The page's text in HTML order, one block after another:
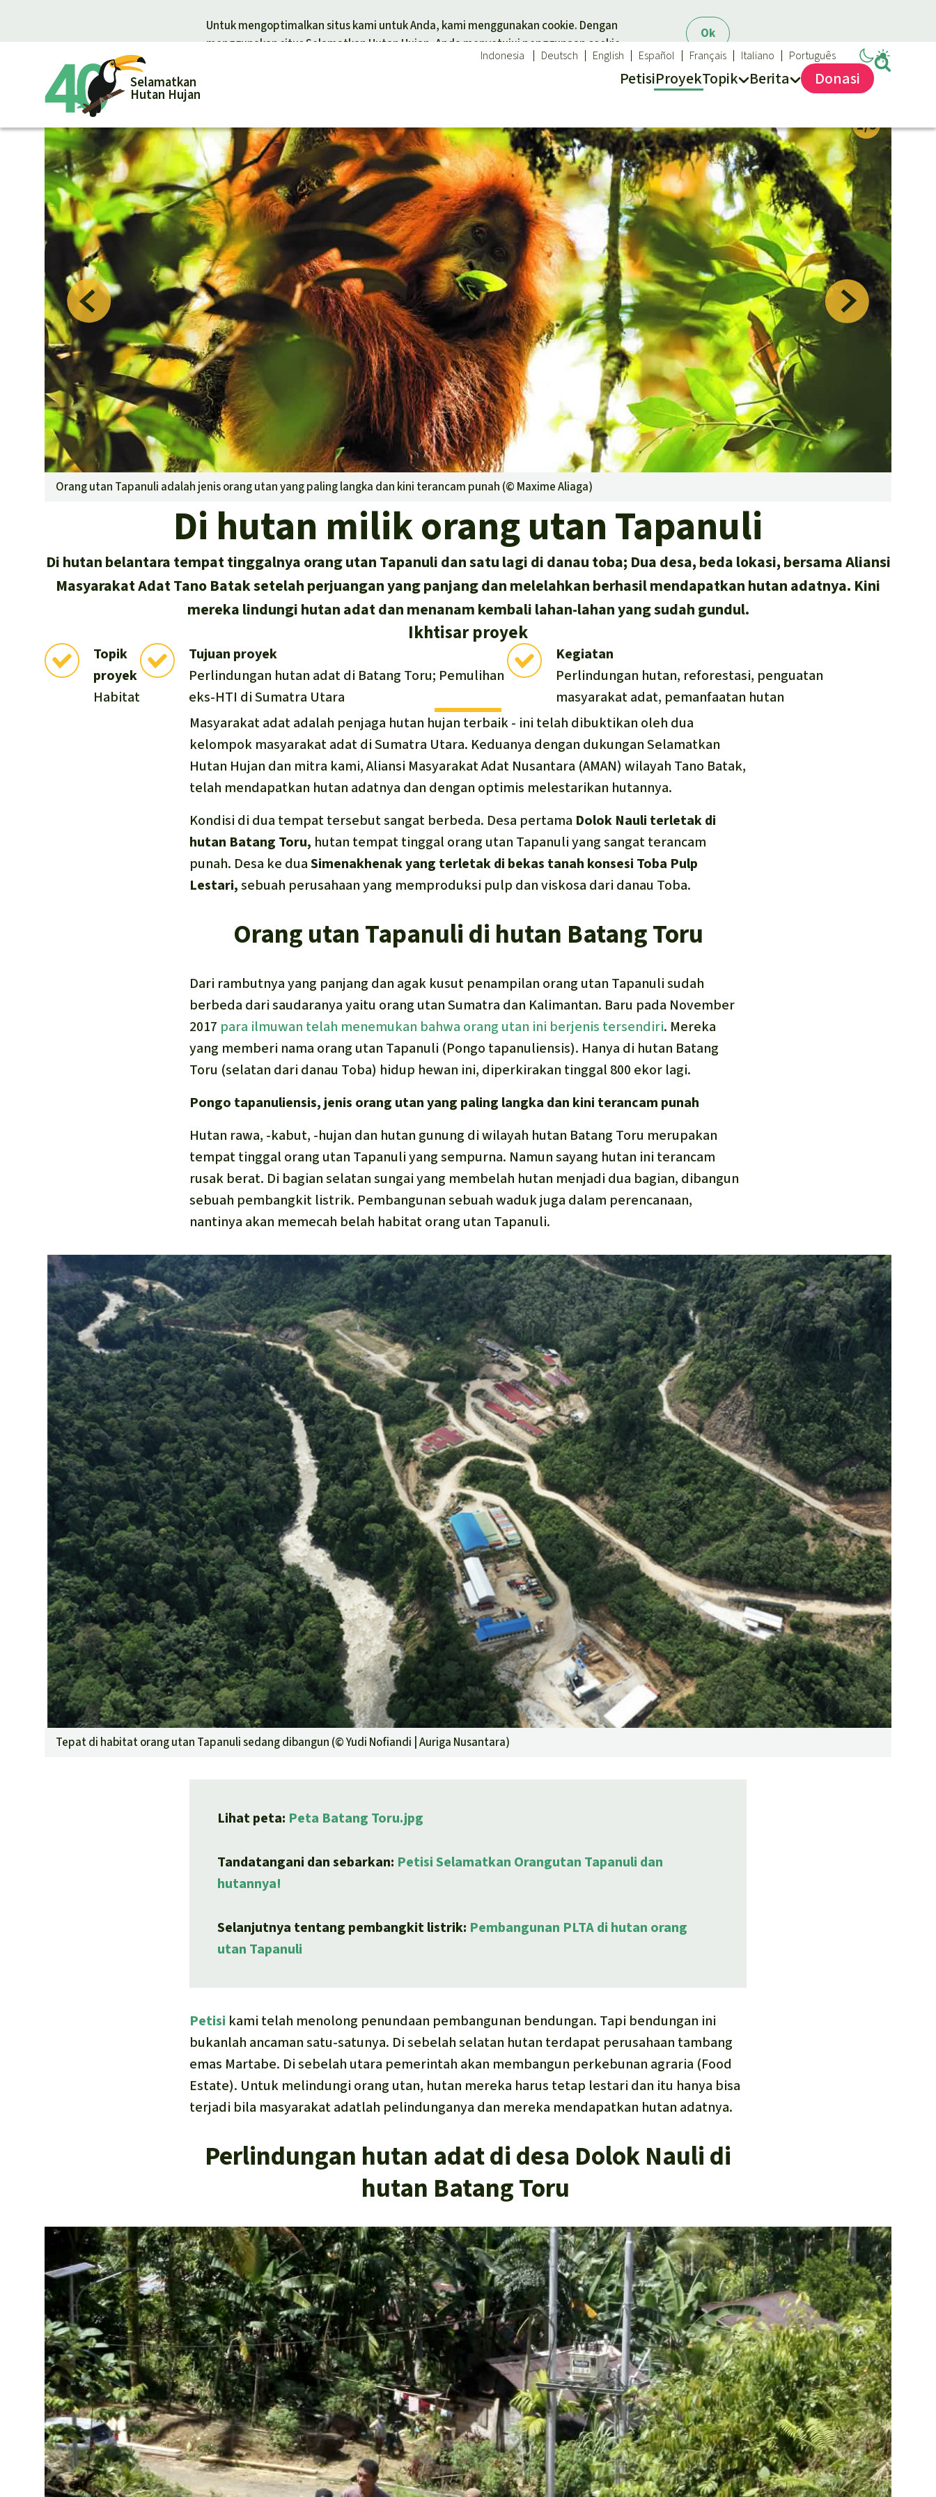
Ok
Untuk mengoptimalkan situs kami untuk Anda, kami menggunakan cookie. Dengan
menggunakan situs Selamatkan Hutan Hujan, Anda menyetujui penggunaan cookie.
Selamatkan
Hutan Hujan
PetisiProyekTopik
Topik kami
Biodiversitas
Pertambangan
Iklim
Hutan Hujan
Kawasan lindung
Mobil listrik
Hak-hak Alam
Biodiesel
Minyak Sawit
Semen
Kayu tropis
Peternakan masal
Masyarakat Adat
Berita
Sukses dan Berita demi Hutan Hujan
Updates
Sukses
Indonesia Deutsch English Español Français Italiano Português
Donasi
Donasi umum
Donasi untuk tema
Pelindungan hewan
Hutan hujan
Pembela hutan hujan
Donasi untuk wilayah
Asia Tenggara
Afrika
Amerika Latin
Perlindungan hutan
hujan di seluruh dunia
Donate
Orang utan Tapanuli adalah jenis orang utan yang paling langka dan kini terancam punah (© Maxime Aliaga)
Di hutan milik orang utan Tapanuli
Di hutan belantara tempat tinggalnya orang utan Tapanuli dan satu lagi di danau toba; Dua desa, beda lokasi, bersama Aliansi
Masyarakat Adat Tano Batak setelah perjuangan yang panjang dan melelahkan berhasil mendapatkan hutan adatnya. Kini
mereka lindungi hutan adat dan menanam kembali lahan-lahan yang sudah gundul.
Ikhtisar proyek
Topik
proyek
Habitat
Tujuan proyek
Perlindungan hutan adat di Batang Toru; Pemulihan
eks-HTI di Sumatra Utara
Kegiatan
Perlindungan hutan, reforestasi, penguatan
masyarakat adat, pemanfaatan hutan
Masyarakat adat adalah penjaga hutan hujan terbaik - ini telah dibuktikan oleh dua
kelompok masyarakat adat di Sumatra Utara. Keduanya dengan dukungan Selamatkan
Hutan Hujan dan mitra kami, Aliansi Masyarakat Adat Nusantara (AMAN) wilayah Tano Batak,
telah mendapatkan hutan adatnya dan dengan optimis melestarikan hutannya.
Kondisi di dua tempat tersebut sangat berbeda. Desa pertama Dolok Nauli terletak di
hutan Batang Toru, hutan tempat tinggal orang utan Tapanuli yang sangat terancam
punah. Desa ke duaSimenakhenak yang terletak di bekas tanah konsesi Toba Pulp
Lestari,sebuah perusahaan yang memproduksi pulp dan viskosa dari danau Toba.
Orang utan Tapanuli di hutan Batang Toru
Dari rambutnya yang panjang dan agak kusut penampilan orang utan Tapanuli sudah
berbeda dari saudaranya yaitu orang utan Sumatra dan Kalimantan. Baru pada November
2017 para ilmuwan telah menemukan bahwa orang utan ini berjenis tersendiri. Mereka
yang memberi nama orang utan Tapanuli (Pongo tapanuliensis). Hanya di hutan Batang
Toru (selatan dari danau Toba) hidup hewan ini, diperkirakan tinggal 800 ekor lagi.
Pongo tapanuliensis, jenis orang utan yang paling langka dan kini terancam punah
Hutan rawa, -kabut, -hujan dan hutan gunung di wilayah hutan Batang Toru merupakan
tempat tinggal orang utan Tapanuli yang sempurna. Namun sayang hutan ini terancam
rusak berat. Di bagian selatan sungai yang membelah hutan menjadi dua bagian, dibangun
sebuah pembangkit listrik. Pembangunan sebuah waduk juga dalam perencanaan,
nantinya akan memecah belah habitat orang utan Tapanuli.
Tepat di habitat orang utan Tapanuli sedang dibangun (©Yudi Nofiandi | Auriga Nusantara)
Lihat peta: Peta Batang Toru.jpg
Tandatangani dan sebarkan: Petisi Selamatkan Orangutan Tapanuli dan
hutannya!
Selanjutnya tentang pembangkit listrik: Pembangunan PLTA di hutan orang
utan Tapanuli
Petisi kami telah menolong penundaan pembangunan bendungan. Tapi bendungan ini
bukanlah ancaman satu-satunya. Di sebelah selatan hutan terdapat perusahaan tambang
emas Martabe. Di sebelah utara pemerintah akan membangun perkebunan agraria (Food
Estate). Untuk melindungi orang utan, hutan mereka harus tetap lestari dan itu hanya bisa
terjadi bila masyarakat adatlah pelindunganya dan mereka mendapatkan hutan adatnya.
Perlindungan hutan adat di desa Dolok Nauli di
hutan Batang Toru